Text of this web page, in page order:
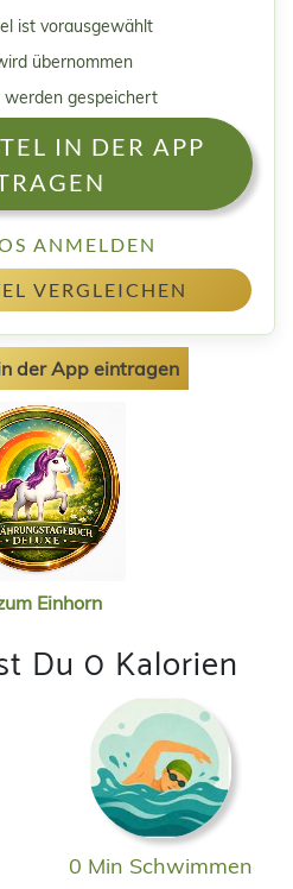
ist vorausgewählt
übernommen
gespeichert
IN DER APP
ANMELDEN
VERGLEICHEN
der App eintragen
Einhorn
Du 0 Kalorien
0 Min Schwimmen